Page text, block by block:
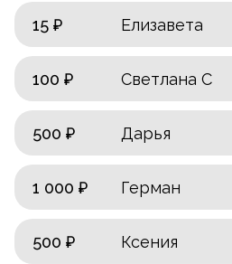
15 ₽
Елизавета
100 ₽ Светлана С
500 ₽ Дарья
1 000 ₽ Герман
500 ₽ Ксения